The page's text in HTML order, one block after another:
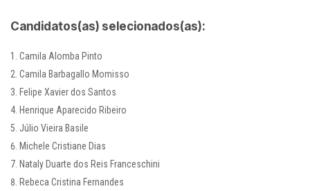
Candidatos(as) selecionados(as):
Camila Alomba Pinto
Camila Barbagallo Momisso
Felipe Xavier dos Santos
Henrique Aparecido Ribeiro
Júlio Vieira Basile
Michele Cristiane Dias
Nataly Duarte dos Reis Franceschini
Rebeca Cristina Fernandes